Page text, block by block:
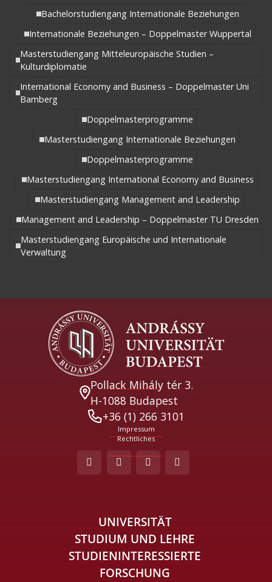
Bachelorstudiengang Internationale Beziehungen
Internationale Beziehungen – Doppelmaster Wuppertal
Masterstudiengang Mitteleuropäische Studien –
Kulturdiplomatie
International Economy and Business – Doppelmaster Uni
Bamberg
Doppelmasterprogramme
Masterstudiengang Internationale Beziehungen
Doppelmasterprogramme
Masterstudiengang International Economy and Business
Masterstudiengang Management and Leadership
Management and Leadership – Doppelmaster TU Dresden
Masterstudiengang Europäische und Internationale
Verwaltung
Pollack Mihály tér 3.
H-1088 Budapest
+36 (1) 266 3101
Impressum
Rechtliches
UNIVERSITÄT
STUDIUM UND LEHRE
STUDIENINTERESSIERTE
FORSCHUNG